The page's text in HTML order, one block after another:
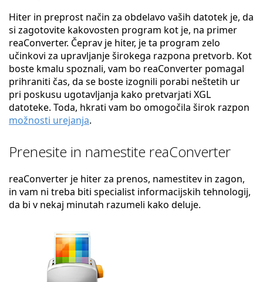
Hiter in preprost način za obdelavo vaših datotek je, da
si zagotovite kakovosten program kot je, na primer
reaConverter. Čeprav je hiter, je ta program zelo
učinkovi za upravljanje širokega razpona pretvorb. Kot
boste kmalu spoznali, vam bo reaConverter pomagal
prihraniti čas, da se boste izognili porabi neštetih ur
pri poskusu ugotavljanja kako pretvarjati XGL
datoteke. Toda, hkrati vam bo omogočila širok razpon
možnosti urejanja.
Prenesite in namestite reaConverter
reaConverter je hiter za prenos, namestitev in zagon,
in vam ni treba biti specialist informacijskih tehnologij,
da bi v nekaj minutah razumeli kako deluje.